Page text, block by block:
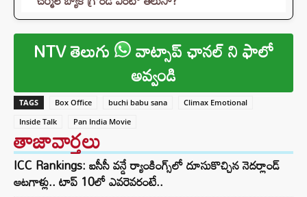
NTV తెలుగు వాట్సాప్ ఛానల్ ని ఫాలో
అవ్వండి
TAGS Box Office buchi babu sana
Climax Emotional
Inside Talk
Pan India Movie
తాజావార్తలు
ICC Rankings: ఐసీసీ వన్డే ర్యాంకింగ్స్‌లో దూసుకొచ్చిన నెదర్లాండ్
ఆటగాళ్లు.. టాప్ 10లో ఎవరెవరంటే..